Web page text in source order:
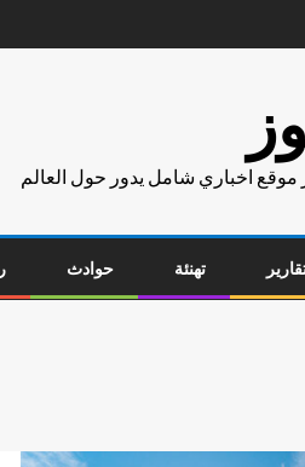
موقع اخباري شامل يدور حول العالم
تهنئة حوادث